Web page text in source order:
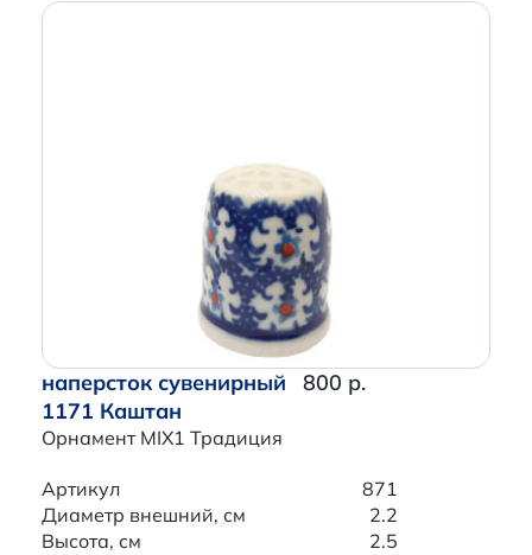
наперсток сувенирный
1171 Каштан
Орнамент MIX1 Традиция
800 р.
Артикул
871
Диаметр внешний, см
2.2
Высота, см
2.5